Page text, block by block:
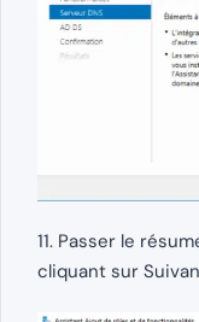
11. Passer le
cliquant sur